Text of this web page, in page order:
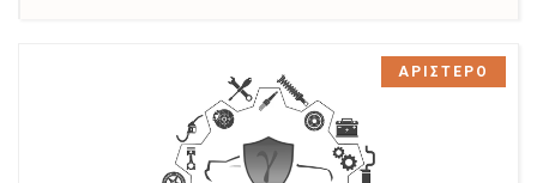
ΑΡΙΣΤΕΡΟ